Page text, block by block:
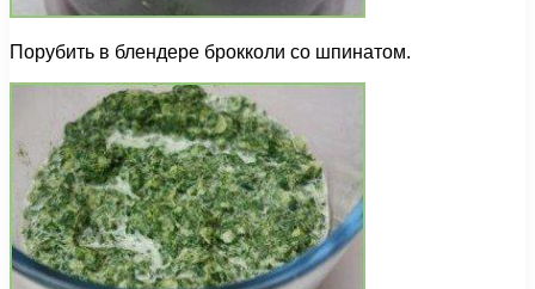
Порубить в блендере брокколи со шпинатом.